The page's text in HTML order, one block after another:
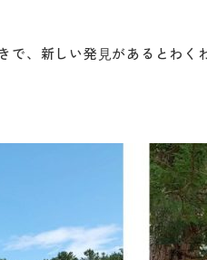
、新しい発⾒があるとわ